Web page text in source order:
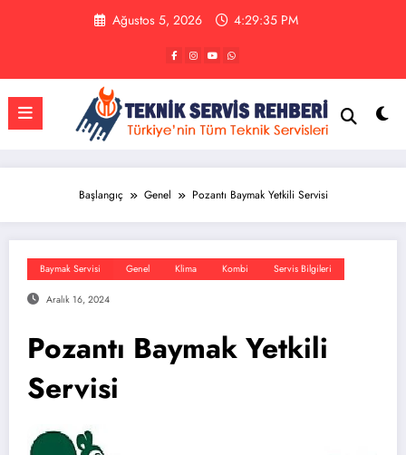
Ağustos 5, 2026 4:29:35 PM
Başlangıç Genel Pozantı Baymak Yetkili Servisi
Baymak Servisi Genel Klima Kombi Servis Bilgileri
Aralık 16, 2024
Pozantı Baymak Yetkili
Servisi